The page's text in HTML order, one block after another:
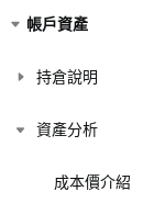
帳戶資產
持倉說明
資產分析
成本價介紹